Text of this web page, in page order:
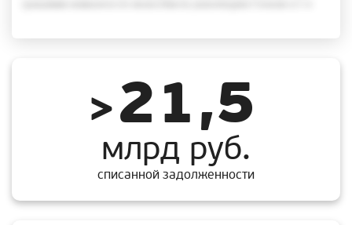
>21,5
млрд руб.
списанной задолженности